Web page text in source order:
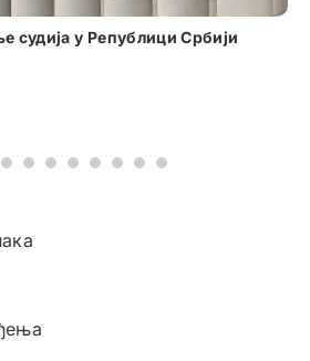
Семинар „Нови елементи
1 2